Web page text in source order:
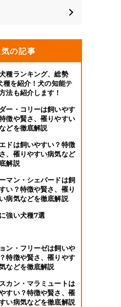
気の記事
種ランキング、総勢
種を紹介！犬の知能テ
法も紹介します！
ー・コリーは飼いやす
徴や賢さ、罹りやすい
どを徹底解説
ドは飼いやすい？特徴
、罹りやすい病気など
解説
マン・シェパードは飼
い？特徴や賢さ、罹り
病気などを徹底解説
強い犬種7選
ン・フリーゼは飼いや
特徴や賢さ、罹りやす
などを徹底解説
カン・マラミュートは
すい？特徴や賢さ、罹
い病気などを徹底解説